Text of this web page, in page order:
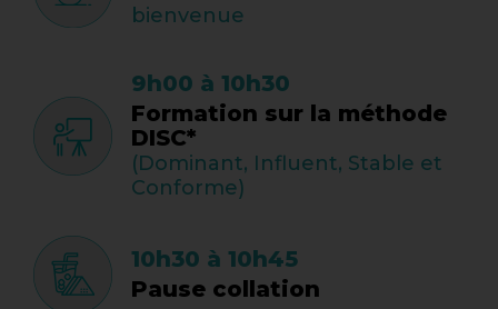
bienvenue
9h00 à 10h30
Formation sur la méthode
DISC*
(Dominant, Influent, Stable et
Conforme)
10h30 à 10h45
Pause collation